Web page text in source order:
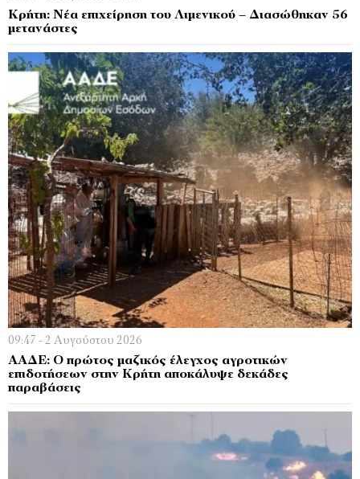
Κρήτη: Νέα επιχείρηση του Λιμενικού – Διασώθηκαν 56
μετανάστες
09:47 - 2 Αυγούστου 2026
ΑΑΔΕ: Ο πρώτος μαζικός έλεγχος αγροτικών
επιδοτήσεων στην Κρήτη αποκάλυψε δεκάδες
παραβάσεις